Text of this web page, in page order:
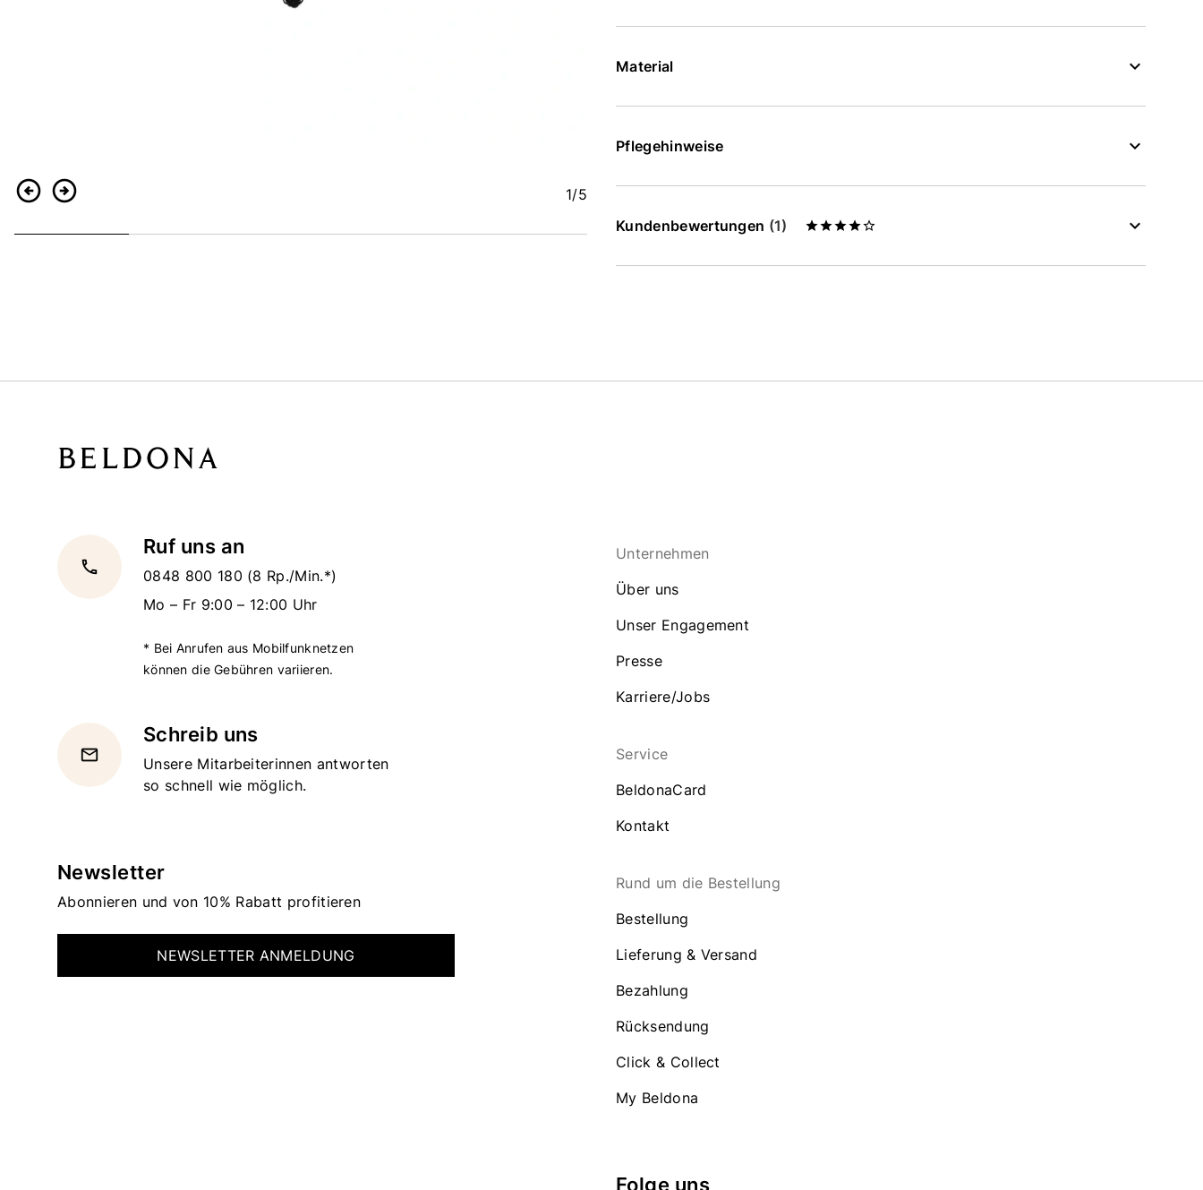
ZurückWeiter 1/5
Material
Pflegehinweise
Kundenbewertungen (1)
local_phone
Ruf uns an
0848 800 180 (8 Rp./Min.*)
Mo – Fr 9:00 – 12:00 Uhr
* Bei Anrufen aus Mobilfunknetzen
können die Gebühren variieren.
email
Schreib uns
Unsere Mitarbeiterinnen antworten
so schnell wie möglich.
Newsletter
Abonnieren und von 10% Rabatt profitieren
NEWSLETTER ANMELDUNG
Unternehmen
Über uns
Unser Engagement
Presse
Karriere/Jobs
Service
BeldonaCard
Kontakt
Rund um die Bestellung
Bestellung
Lieferung & Versand
Bezahlung
Rücksendung
Click & Collect
My Beldona
Folge uns